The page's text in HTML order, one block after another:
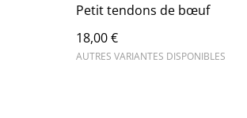
Petit tendons de bœuf
18,00 €
AUTRES VARIANTES DISPONIBLES